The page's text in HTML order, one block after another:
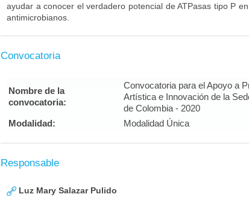
ayudar a conocer el verdadero potencial de ATPasas tipo P
antimicrobianos.
Convocatoria
Nombre de la
convocatoria:
Convocatoria para el Apoyo a
Artística e Innovación de la
de Colombia - 2020
Modalidad:
Modalidad Única
Responsable
Luz Mary Salazar Pulido